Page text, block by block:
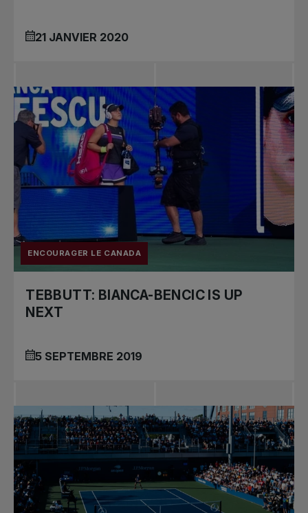
21 JANVIER 2020
ENCOURAGER LE CANADA
TEBBUTT: BIANCA-BENCIC IS UP
NEXT
5 SEPTEMBRE 2019